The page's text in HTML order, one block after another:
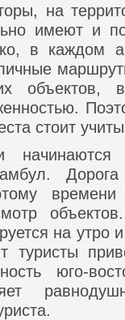
на
имеют и
в каждом
объектов,
стоит
времени
на утро
туристы
юго-